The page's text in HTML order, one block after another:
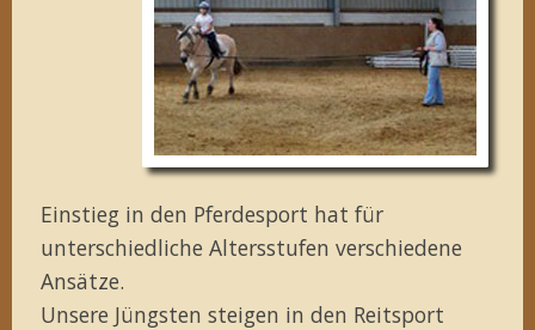
Einstieg in den Pferdesport hat für
unterschiedliche Altersstufen verschiedene
Ansätze.
Unsere Jüngsten steigen in den Reitsport